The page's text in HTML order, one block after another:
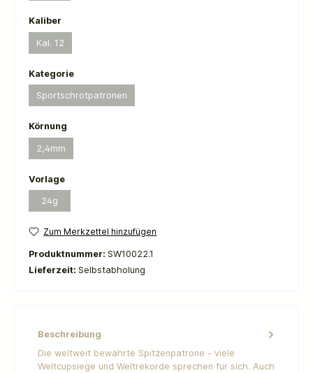
Kaliber
Kal. 12(Diese Option ist zurzeit nicht verfügbar.)
Kategorieauswählen
Sportschrotpatronen(Diese Option ist zurzeit nicht verfügbar.)
Körnung
2,4mm(Diese Option ist zurzeit nicht verfügbar.)
Vorlageauswählen
24g(Diese Option ist zurzeit nicht verfügbar.)
Zum Merkzettel hinzufügen
Produktnummer: SW10022.1
Lieferzeit: Selbstabholung
Beschreibung
Die weltweit bewährte Spitzenpatrone - viele
Weltcupsiege und Weltrekorde sprechen für sich. Auch